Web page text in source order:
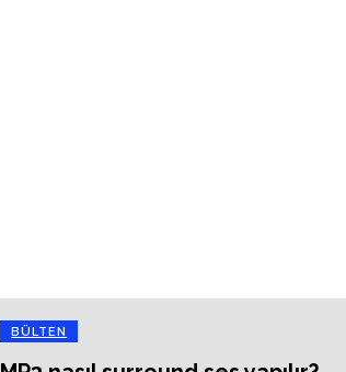
BÜLTEN